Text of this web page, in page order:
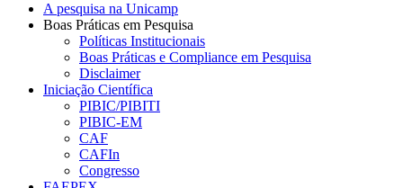
A pesquisa na Unicamp
Boas Práticas em Pesquisa
Políticas Institucionais
Boas Práticas e Compliance em Pesquisa
Disclaimer
Iniciação Científica
PIBIC/PIBITI
PIBIC-EM
CAF
CAFIn
Congresso